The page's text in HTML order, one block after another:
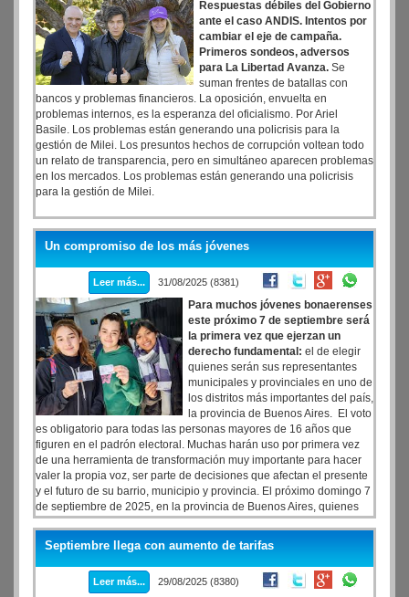
Respuestas débiles del Gobierno
ante el caso ANDIS. Intentos por
cambiar el eje de campaña.
Primeros sondeos, adversos
para La Libertad Avanza. Se
suman frentes de batallas con
bancos y problemas financieros. La oposición, envuelta en
problemas internos, es la esperanza del oficialismo. Por Ariel
Basile. Los problemas están generando una policrisis para la
gestión de Milei. Los presuntos hechos de corrupción voltean todo
un relato de transparencia, pero en simultáneo aparecen problemas
en los mercados. Los problemas están generando una policrisis
para la gestión de Milei.
Un compromiso de los más jóvenes
Leer más... 31/08/2025 (8381)
Para muchos jóvenes bonaerenses
este próximo 7 de septiembre será
la primera vez que ejerzan un
derecho fundamental: el de elegir
quienes serán sus representantes
municipales y provinciales en uno de
los distritos más importantes del país,
la provincia de Buenos Aires. El voto
es obligatorio para todas las personas mayores de 16 años que
figuren en el padrón electoral. Muchas harán uso por primera vez
de una herramienta de transformación muy importante para hacer
valer la propia voz, ser parte de decisiones que afectan el presente
y el futuro de su barrio, municipio y provincia. El próximo domingo 7
de septiembre de 2025, en la provincia de Buenos Aires, quienes
estén en condiciones de votar van a poder elegir: legisladores
provinciales (diputados o senadores, dependiendo del municipio en
el se resida) y concejales y consejeros escolares de cada
municipio.
Septiembre llega con aumento de tarifas
Leer más... 29/08/2025 (8380)